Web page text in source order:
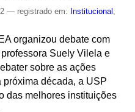
— registrado em: Institucional ,
organizou debate com
Suely Vilela e
sobre as ações
próxima década, a USP
das melhores instituições